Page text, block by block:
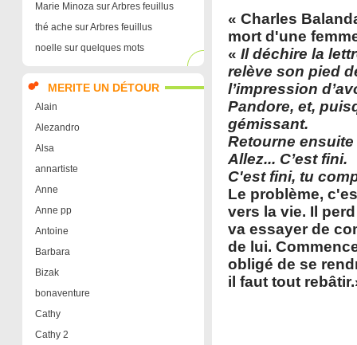
Marie MinozasurArbres feuillus
thé ache surArbres feuillus
noelle sur quelques mots
MERITE UN DÉTOUR
Alain
Alezandro
Alsa
annartiste
Anne
Anne pp
Antoine
Barbara
Bizak
bonaventure
Cathy
Cathy 2
« Charles
mort d'une
« Il déchire la
relève son pied
l’impression
Pandore, et,
gémissant.
Retourne
Allez... C’est fini.
C'est fini, tu
Le problème,
vers la vie. Il
va essayer de
de lui.
obligé de se
il faut tout